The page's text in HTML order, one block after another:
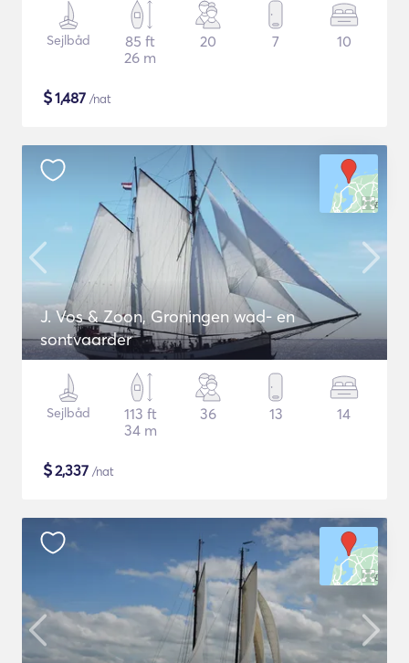
Sejlbåd
85 ft
26 m
20 7 10
$1,487 /nat
J. Vos & Zoon, Groningen wad- en
sontvaarder
Sejlbåd
113 ft
34 m
36 13 14
$2,337 /nat